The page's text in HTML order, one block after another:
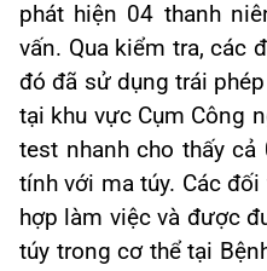
phát hiện 04 thanh
vấn. Qua kiểm tra, các
đó đã sử dụng trái
tại khu vực Cụm Công
test nhanh cho thấy
tính với ma túy. Các
hợp làm việc và được
túy trong cơ thể tại